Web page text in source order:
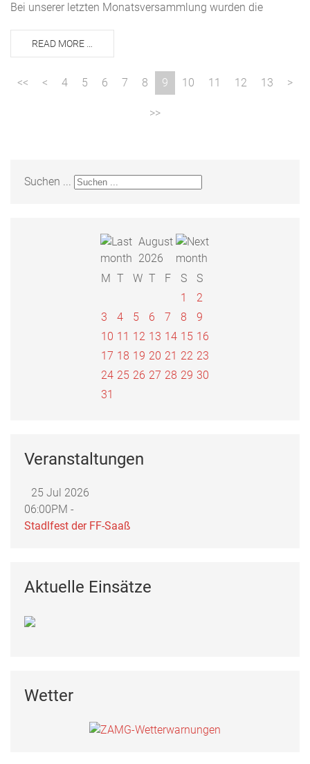
Bei unserer letzten Monatsversammlung wurden die
READ MORE …
4 5 6 7 8 9 10 11 12 13
Suchen ...
August
2026
M T W T F S
S
1
2
3
4 5 6 7 8
9
10 11 12 13 14 15 16
17 18 19 20 21 22 23
24 25 26 27 28 29 30
31
Veranstaltungen
25 Jul 2026
06:00PM -
Stadlfest der FF-Saaß
Aktuelle Einsätze
Wetter